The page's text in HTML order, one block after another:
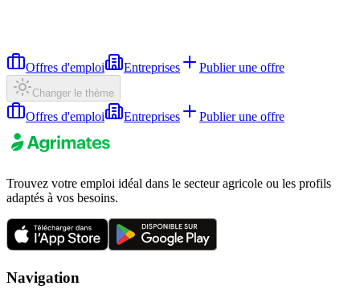
Offres d'emploi Entreprises Publier une offre
Changer le thème
Offres d'emploi Entreprises Publier une offre
Trouvez votre emploi idéal dans le secteur agricole ou les profils
adaptés à vos besoins.
Navigation